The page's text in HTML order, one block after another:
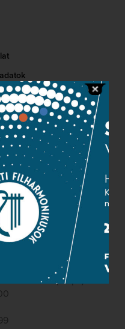
u. 1. (Müpa)